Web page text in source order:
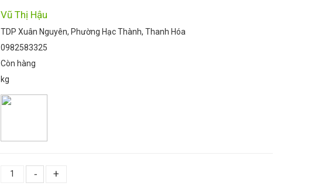
Vũ Thị Hậu
TDP Xuân Nguyên, Phường Hạc Thành, Thanh Hóa
0982583325
Còn hàng
kg
- +